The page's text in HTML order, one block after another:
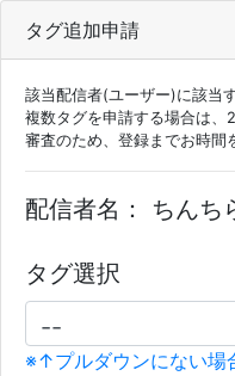
タグ追加申請
該当配信者(ユーザー)に該当
複数タグを申請する場合は、
審査のため、登録までお時間
配信者名： ちんち
タグ選択
※↑プルダウンにない場